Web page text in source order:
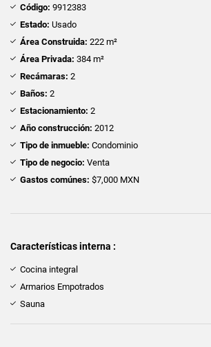
Código: 9912383
Estado: Usado
Área Construida: 222 m²
Área Privada: 384 m²
Recámaras: 2
Baños: 2
Estacionamiento: 2
Año construcción: 2012
Tipo de inmueble: Condominio
Tipo de negocio: Venta
Gastos comúnes: $7,000 MXN
Características interna :
Cocina integral
Armarios Empotrados
Sauna